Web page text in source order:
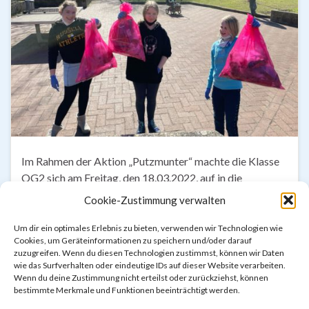
Cookie-Zustimmung verwalten
Um dir ein optimales Erlebnis zu bieten, verwenden wir Technologien wie
Cookies, um Geräteinformationen zu speichern und/oder darauf
zuzugreifen. Wenn du diesen Technologien zustimmst, können wir Daten
wie das Surfverhalten oder eindeutige IDs auf dieser Website verarbeiten.
Wenn du deine Zustimmung nicht erteilst oder zurückziehst, können
bestimmte Merkmale und Funktionen beeinträchtigt werden.
Im Rahmen der Aktion „Putzmunter“ machte die Klasse
OG2 sich am Freitag, den 18.03.2022, auf in die
Südstadt. In kleinen Gruppen flitzten die SchülerInnen
der Straße, den Gehwegen, aus Gebüschen und auf den
Spielplätzen. Sowohl die SchülerInnen als auch die
Lehrkräfte waren ganz schön erstaunt, wie viel …